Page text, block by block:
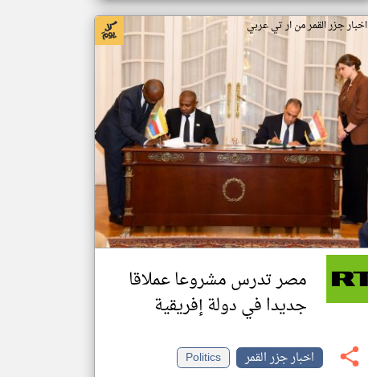
اخبار جزر القمر من ار تي عربي
مصر تدرس مشروعا عملاقا
جديدا في دولة إفريقية
اخبار جزر القمر
Politics